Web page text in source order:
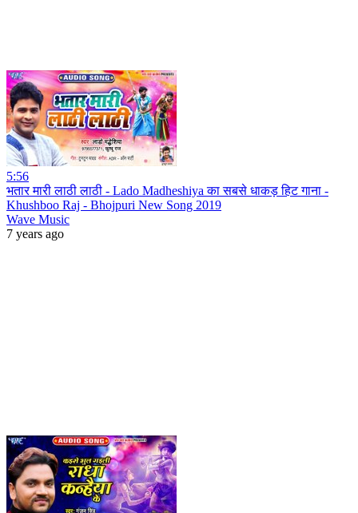
5:56
भतार मारी लाठी लाठी - Lado Madheshiya का सबसे धाकड़ हिट गाना -
Khushboo Raj - Bhojpuri New Song 2019
Wave Music
7 years ago